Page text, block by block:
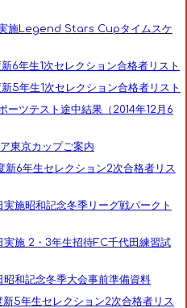
実施Legend Stars Cupタイムスケ
6年生1次セレクション合格者リスト
5年生1次セレクション合格者リスト
ーツテスト途中結果（2014年12月6
東京カップご案内
新6年生セレクション2次合格者リス
実施昭和記念冬季リーグ戦パークト
実施 2・3年生招待FC千代田練習試
昭和記念冬季大会事前準備資料
新5年生セレクション2次合格者リス